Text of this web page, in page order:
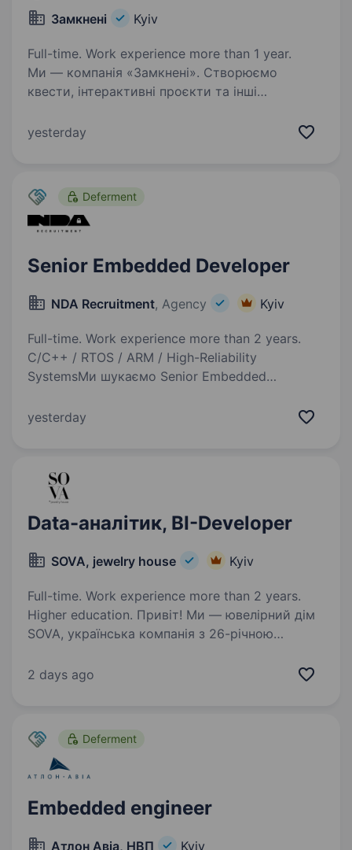
Замкнені
Kyiv
Full-time. Work experience more than 1 year.
Ми — компанія «Замкнені». Створюємо
квести, інтерактивні проєкти та інші
спеціаліста, який допоможе будувати нові
yesterday
Deferment
Senior Embedded Developer
NDA Recruitment, Agency Kyiv
Full-time. Work experience more than 2 years.
C/C++ / RTOS / ARM / High-Reliability
SystemsМи шукаємо Senior Embedded
та архітектуру embedded-рішень із високими
yesterday
Data-аналітик, BI-Developer
SOVA, jewelry house Kyiv
Full-time. Work experience more than 2 years.
Higher education. Привіт! Ми — ювелірний дім
SOVA, українська компанія з 26-річною
прикрас, два власні ювелірні бренди —
2 days ago
Deferment
Embedded engineer
Атлон Авіа, НВП Kyiv